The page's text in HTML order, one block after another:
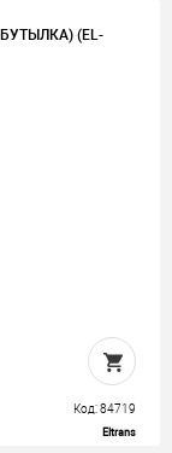
(EL-
Код: 84719
Eltrans